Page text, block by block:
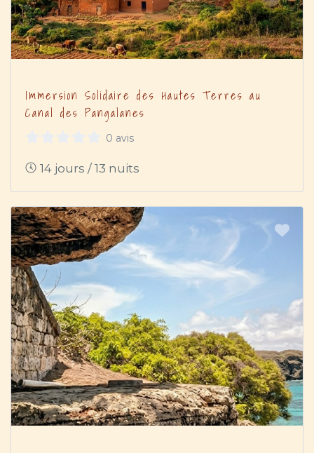
Immersion Solidaire des Hautes Terres au
Canal des Pangalanes
0 avis
14 jours / 13 nuits